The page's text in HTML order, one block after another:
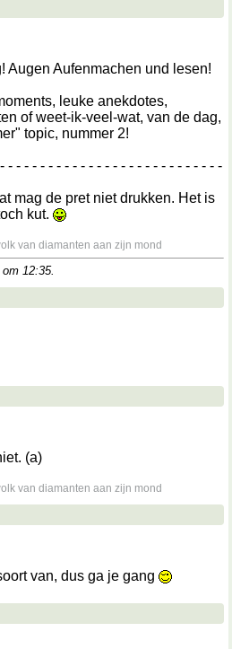
Augen Aufenmachen und lesen!
leuke anekdotes,
of weet-ik-veel-wat, van de dag,
topic, nummer 2!
- - - - - - - - - - - - - - - - - - - - - - - - - - -
mag de pret niet drukken. Het is
kut.
van diamanten aan zijn mond
om 12:35.
(a)
van diamanten aan zijn mond
van, dus ga je gang